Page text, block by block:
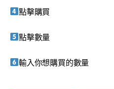
點擊購買
點擊數量
輸入你想購買的數量